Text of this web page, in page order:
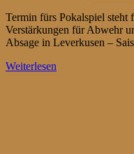
Termin fürs Pokalspiel steht
Verstärkungen für Abwehr
Absage in Leverkusen –
Weiterlesen